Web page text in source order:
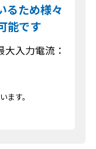
るため様々
能です
入力電流：
ます。